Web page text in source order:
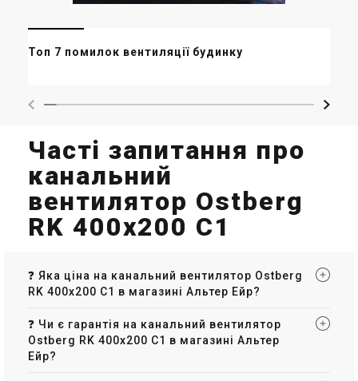
Топ 7 помилок вентиляції будинку
Часті запитання про
канальний
вентилятор Ostberg
RK 400x200 C1
❓ Яка ціна на канальний вентилятор Ostberg
RK 400x200 C1 в магазині Альтер Ейр?
❓ Чи є гарантія на канальний вентилятор
Ostberg RK 400x200 C1 в магазині Альтер
Ейр?